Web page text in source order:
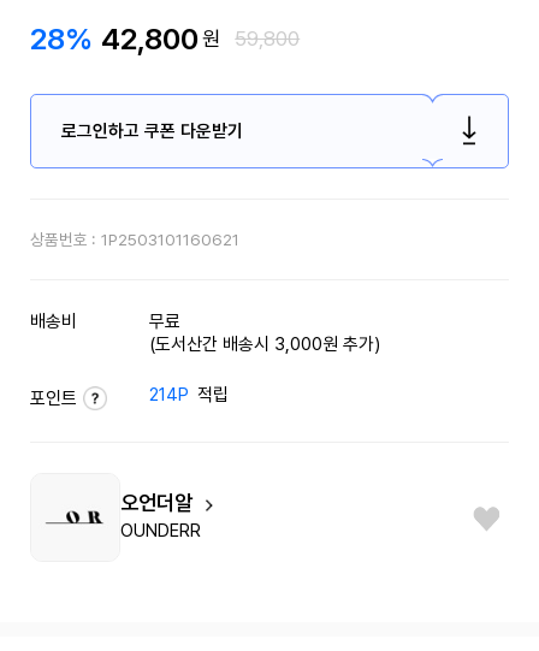
28% 42,800원 59,800
로그인하고 쿠폰 다운받기
상품번호 : 1P2503101160621
배송비
무료
(도서산간 배송시 3,000원 추가)
포인트 214P 적립
오언더알
OUNDERR